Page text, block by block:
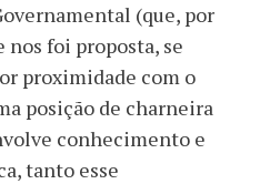
(que, por
nos foi proposta, se
proximidade com o
posição de charneira
conhecimento e
tanto esse